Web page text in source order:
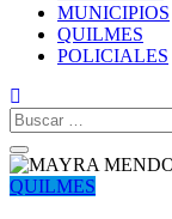
MUNICIPIOS
QUILMES
POLICIALES
Buscar:
QUILMES